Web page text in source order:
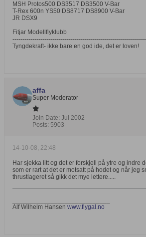
MSH Protos500 DS3517 DS3500 V-Bar
T-Rex 600n YS50 DS8717 DS8900 V-Bar
JR DSX9
Fitjar Modellflyklubb
Tyngdekraft- ikke bare en god ide, det er loven!
affa
Super Moderator
Join Date: Jul 2002
Posts: 5903
14-10-08, 22:48
Har sjekka litt og det er forskjell på ytre og indre
som er rart at det er motsatt på hodet og når jeg
thrustlageret så gikk det mye lettere.....
Alf Wilhelm Hansen www.flygal.no